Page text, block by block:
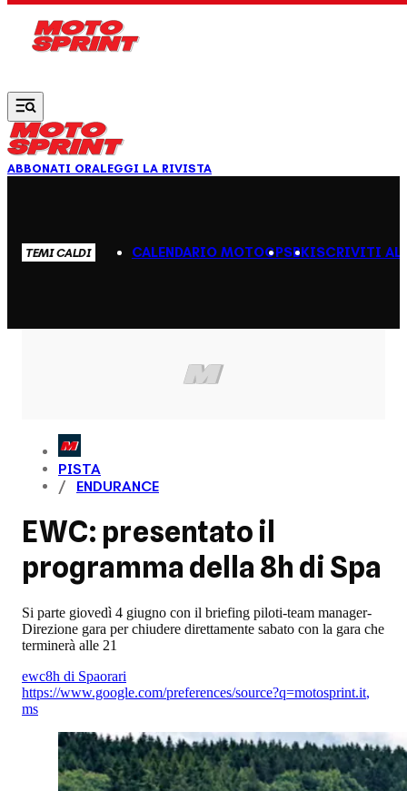
ABBONATI ORALEGGI LA RIVISTA
TEMI CALDI CALENDARIO MOTOGPSBKISCRIVITI AL
PISTA
ENDURANCE
EWC: presentato il
programma della 8h di Spa
Si parte giovedì 4 giugno con il briefing piloti-team manager-
Direzione gara per chiudere direttamente sabato con la gara che
terminerà alle 21
ewc8h di Spaorari
https://www.google.com/preferences/source?q=motosprint.it,
ms